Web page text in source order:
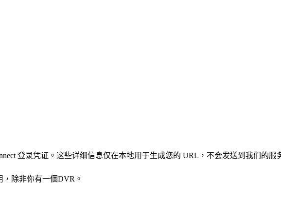
登录凭证。这些详细信息仅在本地用于生成您的 URL，不会发送到我们的服
除非你有一個DVR。